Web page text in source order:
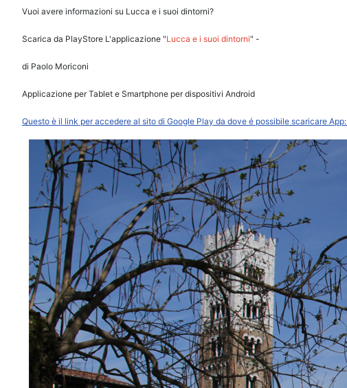
Vuoi avere informazioni su Lucca e i suoi dintorni?
Scarica da PlayStore L'applicazione "Lucca e i suoi dintorni" -
di Paolo Moriconi
Applicazione per Tablet e Smartphone per dispositivi Android
Questo è il link per accedere al sito di Google Play da dove é possibile scaricare App: